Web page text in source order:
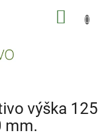
výška 125
mm.